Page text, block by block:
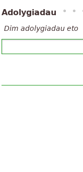
Adolygiadau
Dim adolygiadau eto